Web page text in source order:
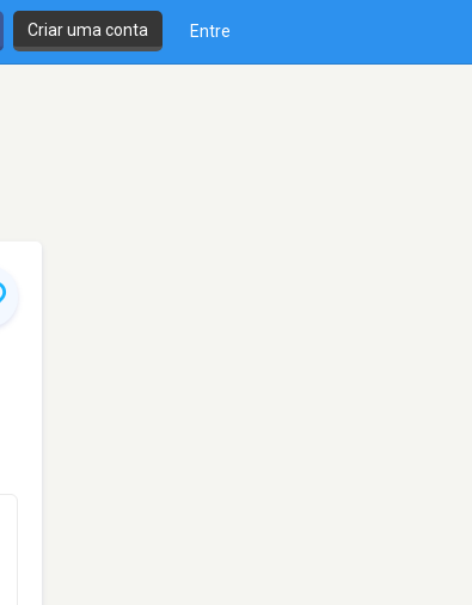
Criar uma conta Entre